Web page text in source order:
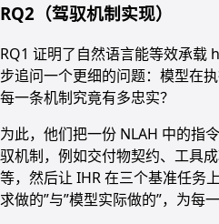
RQ2（驾驭机制实现）
RQ1 证明了自然语言能等效承载
步追问一个更细的问题：模型在
每一条机制究竟有多忠实？
为此，他们把一份 NLAH 中的指
驭机制，例如交付物契约、工具
等，然后让 IHR 在三个基准任务
求做的”与”模型实际做的”，为每